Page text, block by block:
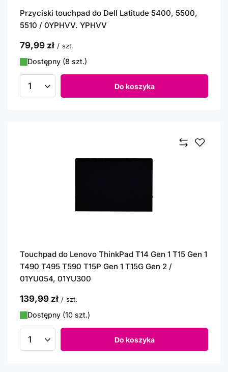
Przyciski touchpad do Dell Latitude 5400, 5500,
5510 / 0YPHVV. YPHVV
79,99 zł / szt.
Dostępny (8 szt.)
Ilość produktów Do koszyka
Touchpad do Lenovo ThinkPad T14 Gen 1 T15 Gen 1
T490 T495 T590 T15P Gen 1 T15G Gen 2 /
01YU054, 01YU300
139,99 zł / szt.
Dostępny (10 szt.)
Ilość produktów Do koszyka